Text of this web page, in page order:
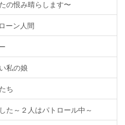
の恨み晴らします〜
ーン人間
私の娘
ち
た～２人はパトロール中～